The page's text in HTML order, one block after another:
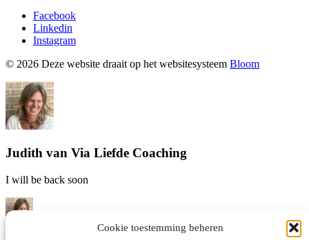
Cookie toestemming beheren
Facebook
Linkedin
Instagram
© 2026 Deze website draait op het websitesysteem Bloom
Judith van Via Liefde Coaching
I will be back soon
Hallo! Judith van Via Liefde coaching hier! Waar kan ik je mee